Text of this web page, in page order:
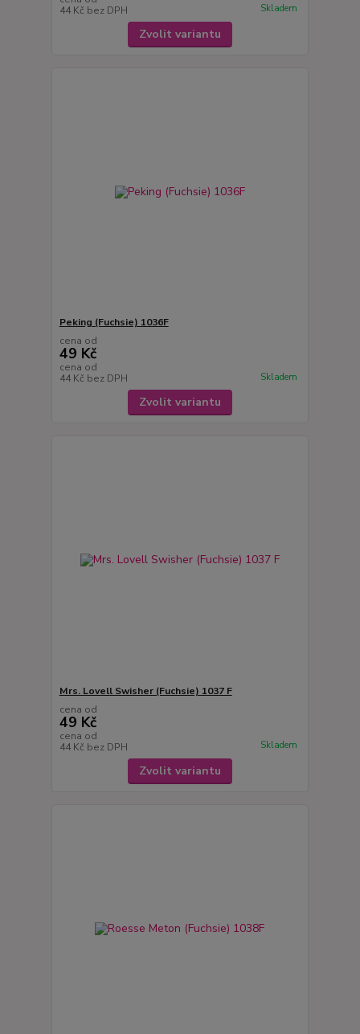
44 Kč bez DPH Skladem
Zvolit variantu
Peking (Fuchsie) 1036F
cena od
49 Kč
cena od
44 Kč bez DPH Skladem
Zvolit variantu
Mrs. Lovell Swisher (Fuchsie) 1037 F
cena od
49 Kč
cena od
44 Kč bez DPH Skladem
Zvolit variantu